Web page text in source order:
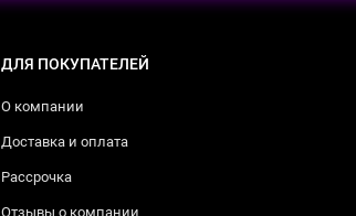
ДЛЯ ПОКУПАТЕЛЕЙ
О компании
Доставка и оплата
Рассрочка
Отзывы о компании